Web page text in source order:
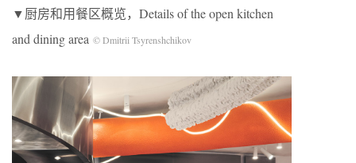
▼厨房和用餐区概览，Details of the open kitchen
and dining area © Dmitrii Tsyrenshchikov